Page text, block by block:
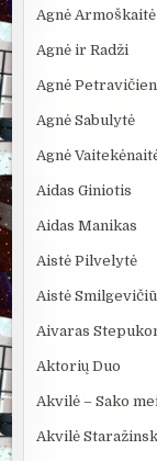
Agnė Armoškaitė
Agnė ir Radži
Agnė
Agnė Sabulytė
Agnė
Aidas Giniotis
Aidas Manikas
Aistė Pilvelytė
Aistė
Aivaras
Aktorių Duo
Akvilė – Sako
Akvilė